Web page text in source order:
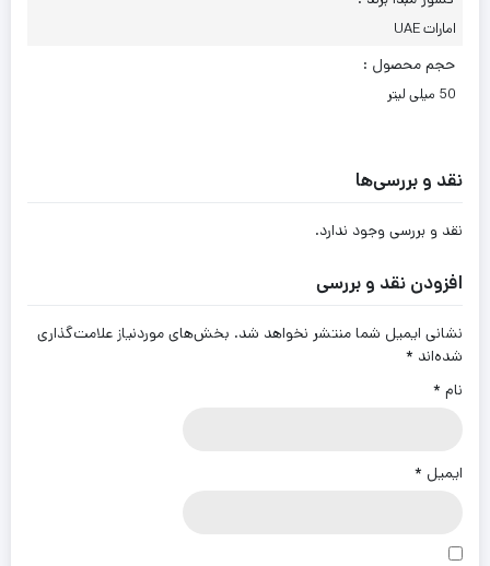
امارات UAE
حجم محصول :
50 میلی لیتر
نقد و بررسی‌ها
نقد و بررسی وجود ندارد.
افزودن نقد و بررسی
نشانی ایمیل شما منتشر نخواهد شد. بخش‌های موردنیاز علامت‌گذاری
شده‌اند *
نام *
ایمیل *